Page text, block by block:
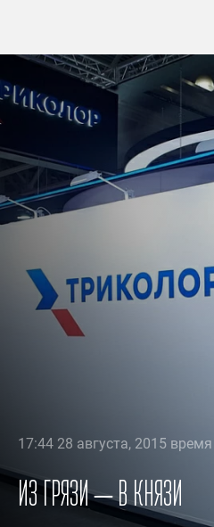
17:44 28 августа, 2015
Из грязи – в князи